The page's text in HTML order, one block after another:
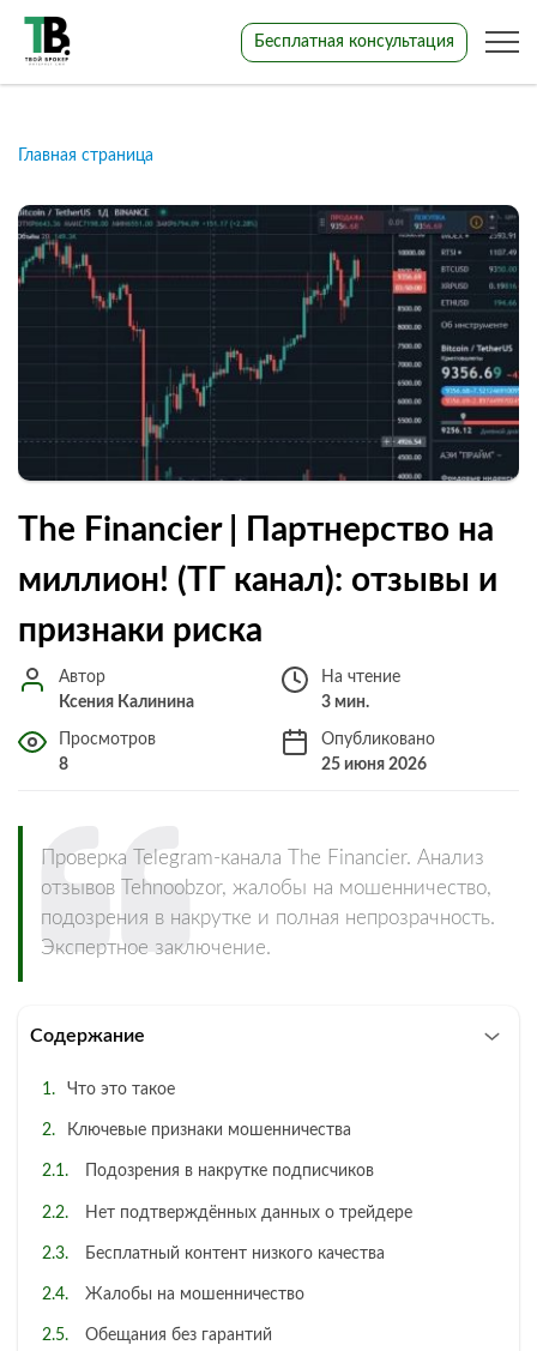
Бесплатная консультация
Главная страница
The Financier | Партнерство на
миллион! (ТГ канал): отзывы и
признаки риска
Автор
Ксения Калинина
На чтение
3 мин.
Просмотров
8
Опубликовано
25 июня 2026
Проверка Telegram-канала The Financier. Анализ
отзывов Tehnoobzor, жалобы на мошенничество,
подозрения в накрутке и полная непрозрачность.
Экспертное заключение.
Содержание
Что это такое
Ключевые признаки мошенничества
Подозрения в накрутке подписчиков
Нет подтверждённых данных о трейдере
Бесплатный контент низкого качества
Жалобы на мошенничество
Обещания без гарантий